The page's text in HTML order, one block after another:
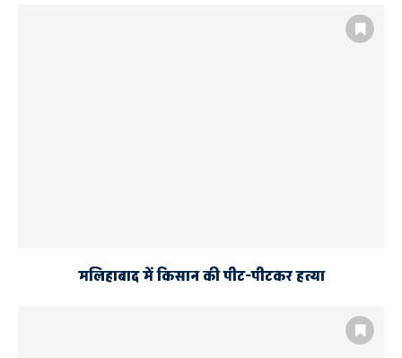
मलिहाबाद में किसान की पीट-पीटकर हत्या